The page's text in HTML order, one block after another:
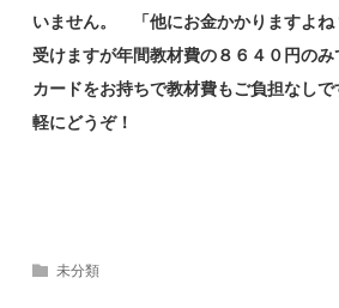
いません。 「他にお金かかりますよね
受けますが年間教材費の８６４０円の
カードをお持ちで教材費もご負担なし
軽にどうぞ！
未分類